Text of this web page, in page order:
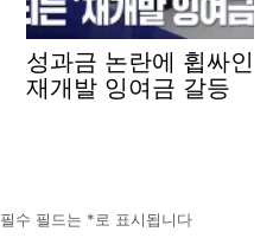
성과금 논란에 휩싸인
재개발 잉여금 갈등
필수 필드는 *로 표시됩니다